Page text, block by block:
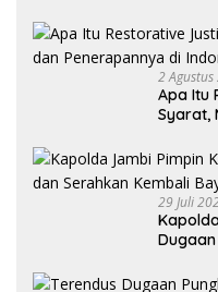
2
Apa Itu
Syarat,
29 Juli